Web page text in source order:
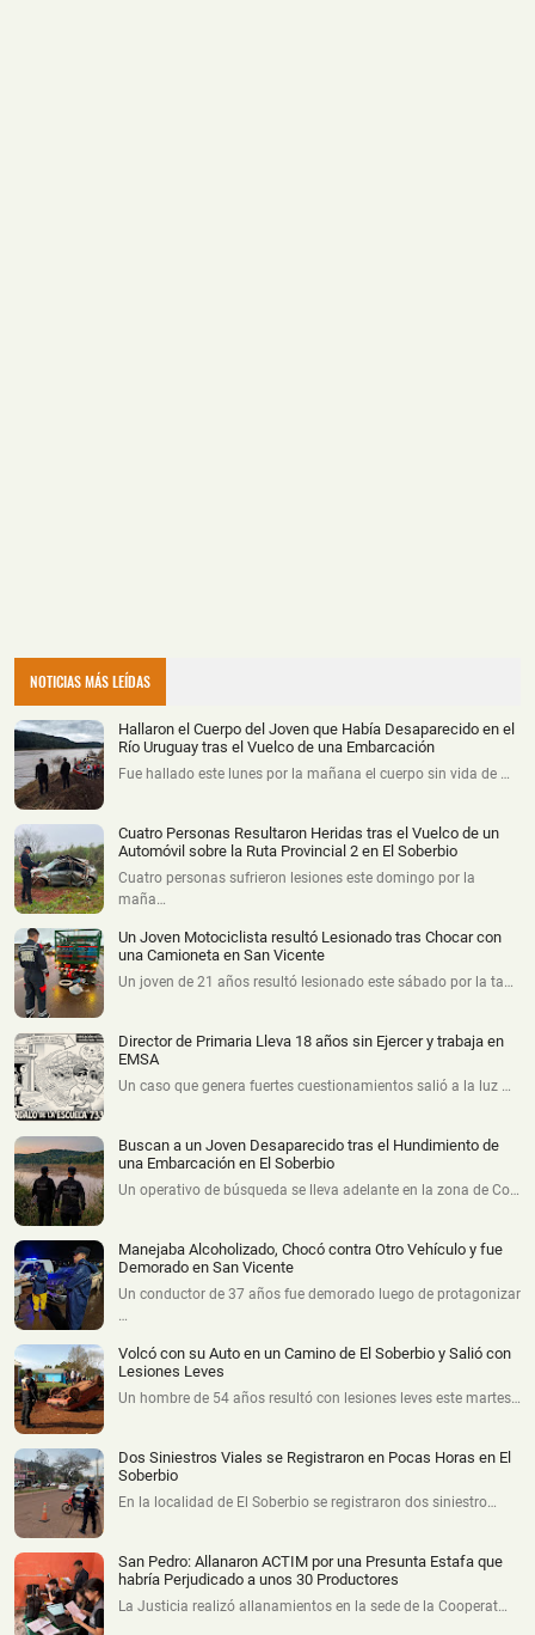
NOTICIAS MÁS LEÍDAS
Hallaron el Cuerpo del Joven que Había Desaparecido en el
Río Uruguay tras el Vuelco de una Embarcación
Fue hallado este lunes por la mañana el cuerpo sin vida de …
Cuatro Personas Resultaron Heridas tras el Vuelco de un
Automóvil sobre la Ruta Provincial 2 en El Soberbio
Cuatro personas sufrieron lesiones este domingo por la
maña…
Un Joven Motociclista resultó Lesionado tras Chocar con
una Camioneta en San Vicente
Un joven de 21 años resultó lesionado este sábado por la ta…
Director de Primaria Lleva 18 años sin Ejercer y trabaja en
EMSA
Un caso que genera fuertes cuestionamientos salió a la luz …
Buscan a un Joven Desaparecido tras el Hundimiento de
una Embarcación en El Soberbio
Un operativo de búsqueda se lleva adelante en la zona de Co…
Manejaba Alcoholizado, Chocó contra Otro Vehículo y fue
Demorado en San Vicente
Un conductor de 37 años fue demorado luego de protagonizar
…
Volcó con su Auto en un Camino de El Soberbio y Salió con
Lesiones Leves
Un hombre de 54 años resultó con lesiones leves este martes…
Dos Siniestros Viales se Registraron en Pocas Horas en El
Soberbio
En la localidad de El Soberbio se registraron dos siniestro…
San Pedro: Allanaron ACTIM por una Presunta Estafa que
habría Perjudicado a unos 30 Productores
La Justicia realizó allanamientos en la sede de la Cooperat…